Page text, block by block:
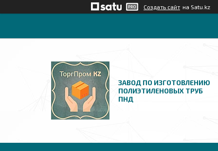
Создать сайт на Satu.kz
ЗАВОД ПО ИЗГОТОВЛЕНИЮ
ПОЛИЭТИЛЕНОВЫХ ТРУБ
ПНД